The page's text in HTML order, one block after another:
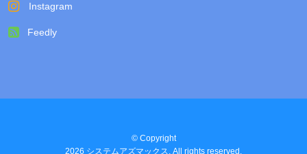
Instagram
Feedly
© Copyright